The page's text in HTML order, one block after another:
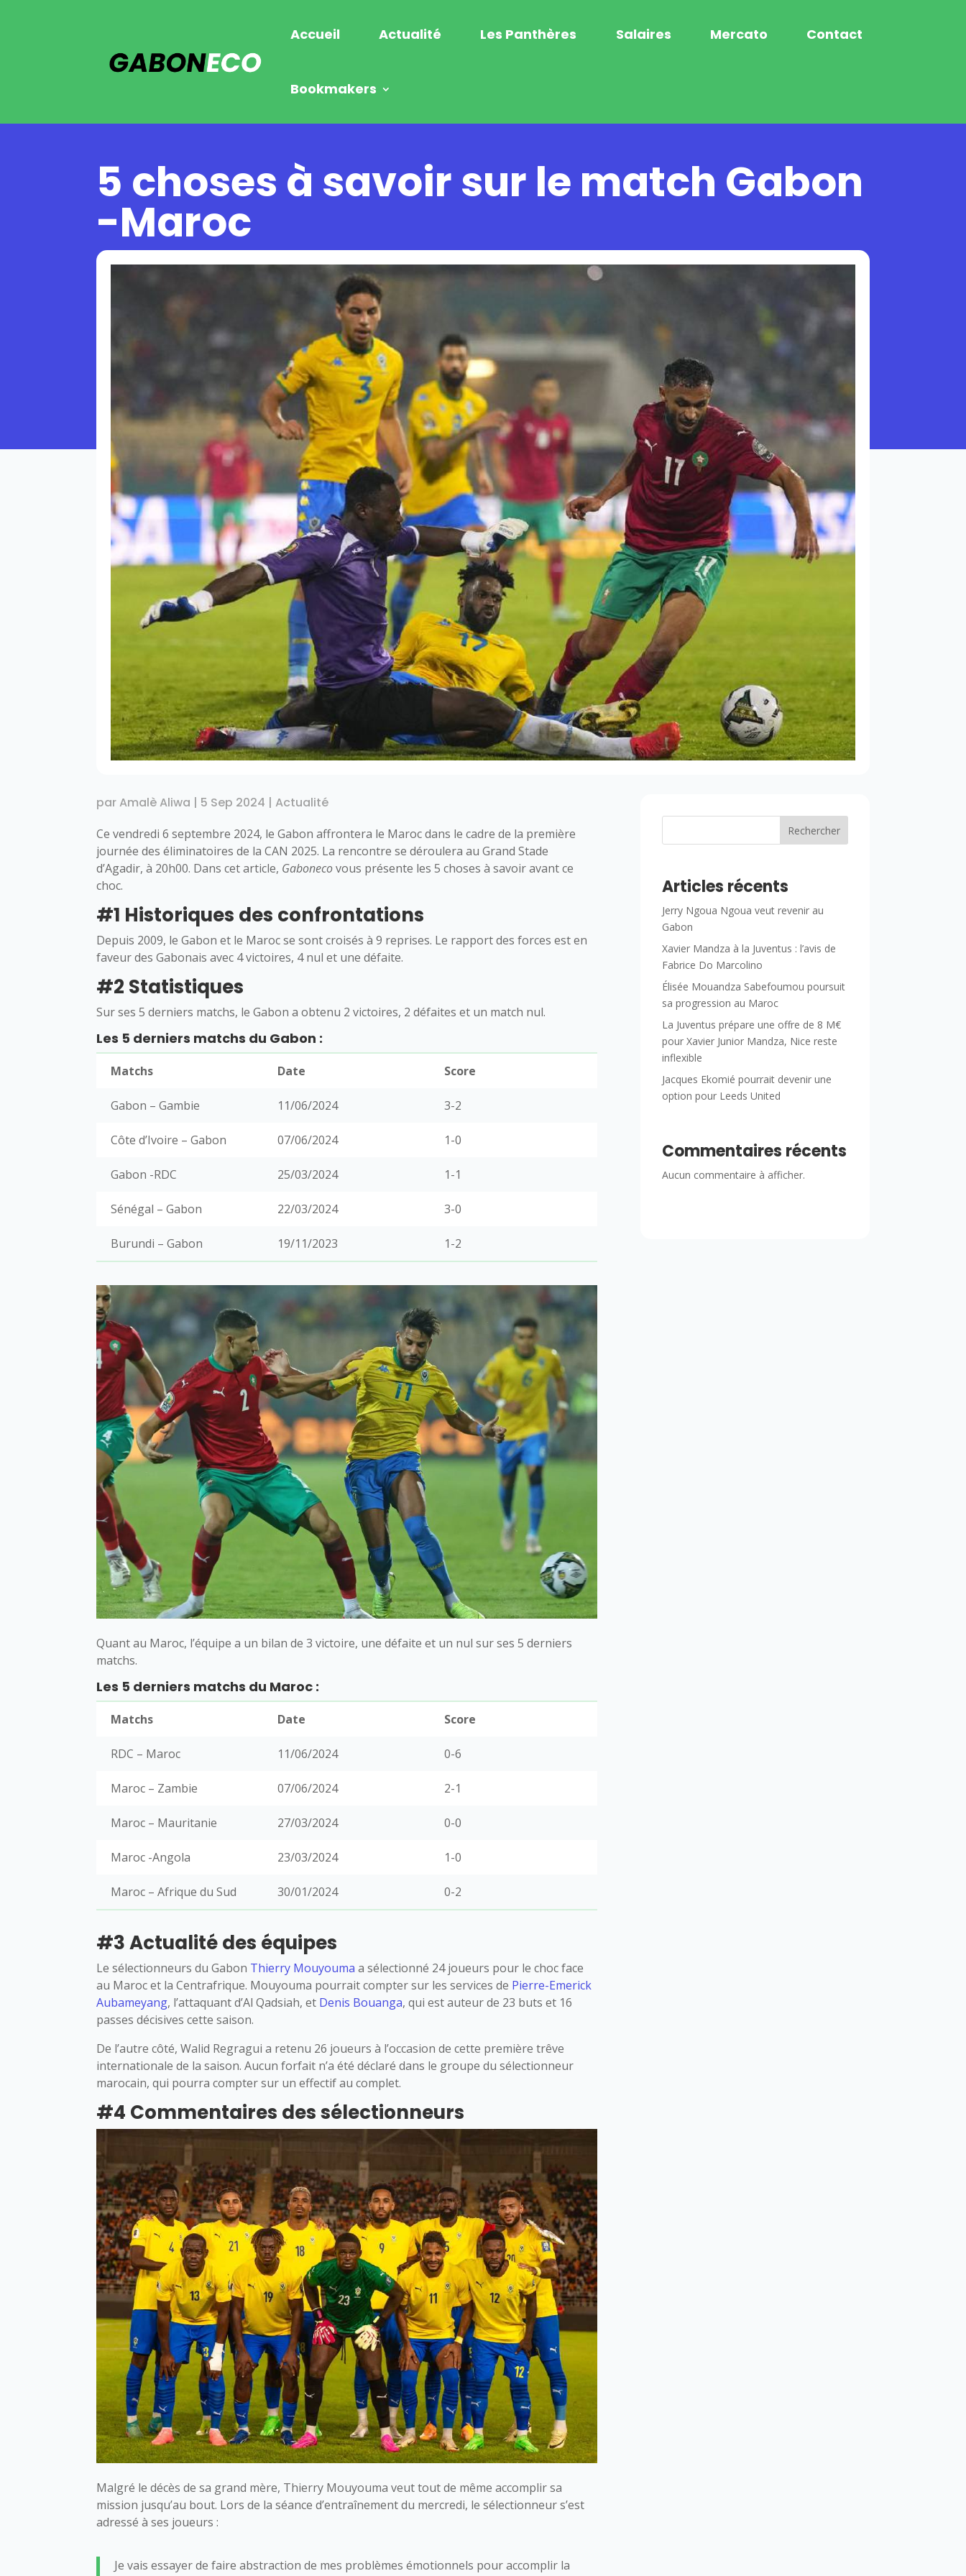
Accueil Actualité Les Panthères Salaires Mercato Contact
Bookmakers
5 choses à savoir sur le match Gabon
-Maroc
parAmalè Aliwa | 5 Sep 2024 |Actualité
Ce vendredi 6 septembre 2024, le Gabon affrontera le Maroc dans le cadre de la première
journée des éliminatoires de la CAN 2025. La rencontre se déroulera au Grand Stade
d’Agadir, à 20h00. Dans cet article, Gabonecovous présente les 5 choses à savoir avant ce
choc.
#1 Historiques des confrontations
Depuis 2009, le Gabon et le Maroc se sont croisés à 9 reprises. Le rapport des forces est en
faveur des Gabonais avec 4 victoires, 4 nul et une défaite.
#2 Statistiques
Sur ses 5 derniers matchs, le Gabon a obtenu 2 victoires, 2 défaites et un match nul.
Les 5 derniers matchs du Gabon :
Matchs Date Score
Gabon – Gambie 11/06/2024 3-2
Côte d’Ivoire – Gabon 07/06/2024 1-0
Gabon -RDC 25/03/2024 1-1
Sénégal – Gabon 22/03/2024 3-0
Burundi – Gabon 19/11/2023 1-2
Quant au Maroc, l’équipe a un bilan de 3 victoire, une défaite et un nul sur ses 5 derniers
matchs.
Les 5 derniers matchs du Maroc :
Matchs Date Score
RDC – Maroc 11/06/2024 0-6
Maroc – Zambie 07/06/2024 2-1
Maroc – Mauritanie 27/03/2024 0-0
Maroc -Angola 23/03/2024 1-0
Maroc – Afrique du Sud 30/01/2024 0-2
#3 Actualité des équipes
Le sélectionneurs du Gabon Thierry Mouyouma a sélectionné 24 joueurs pour le choc face
au Maroc et la Centrafrique. Mouyouma pourrait compter sur les services de Pierre-Emerick
Aubameyang, l’attaquant d’Al Qadsiah, et Denis Bouanga, qui est auteur de 23 buts et 16
passes décisives cette saison.
De l’autre côté, Walid Regragui a retenu 26 joueurs à l’occasion de cette première trêve
internationale de la saison. Aucun forfait n’a été déclaré dans le groupe du sélectionneur
marocain, qui pourra compter sur un effectif au complet.
#4 Commentaires des sélectionneurs
Malgré le décès de sa grand mère, Thierry Mouyouma veut tout de même accomplir sa
mission jusqu’au bout. Lors de la séance d’entraînement du mercredi, le sélectionneur s’est
adressé à ses joueurs :
Je vais essayer de faire abstraction de mes problèmes émotionnels pour accomplir la
Rechercher
Articles récents
Jerry Ngoua Ngoua veut revenir au
Gabon
Xavier Mandza à la Juventus : l’avis de
Fabrice Do Marcolino
Élisée Mouandza Sabefoumou poursuit
sa progression au Maroc
La Juventus prépare une offre de 8 M€
pour Xavier Junior Mandza, Nice reste
inflexible
Jacques Ekomié pourrait devenir une
option pour Leeds United
Commentaires récents
Aucun commentaire à afficher.